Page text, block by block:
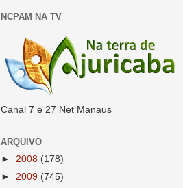
NCPAM NA TV
Canal 7 e 27 Net Manaus
ARQUIVO
► 2008 (178)
► 2009 (745)